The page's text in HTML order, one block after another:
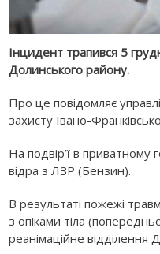
Інцидент трапився 5
Долинського району.
Про це повідомляє
захисту Івано-
На подвір’ї в приватному
відра з ЛЗР (Бензин).
В результаті пожежі
з опіками тіла
реанімаційне відділення